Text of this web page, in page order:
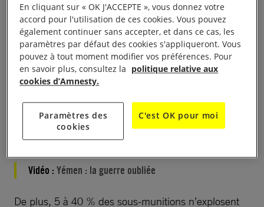
Le visionnage de cette vidéo entraîne un
dépôt de cookies de la part de YouTube. Si
vous souhaitez lire la vidéo, vous devez
consentir aux cookies pour une publicité
ciblée en cliquant sur le bouton ci-dessous.
Accepter les cookies
Vidéo : Yémen : la guerre oubliée
De plus, 5 à 40 % des sous-munitions n’explosent
En cliquant sur « OK J'ACCEPTE », vous donnez votre
accord pour l'utilisation de ces cookies. Vous pouvez
également continuer sans accepter, et dans ce cas, les
paramètres par défaut des cookies s'appliqueront. Vous
pouvez à tout moment modifier vos préférences. Pour
en savoir plus, consultez la politique relative aux
cookies d’Amnesty.
Paramètres des
cookies
C'est OK pour moi